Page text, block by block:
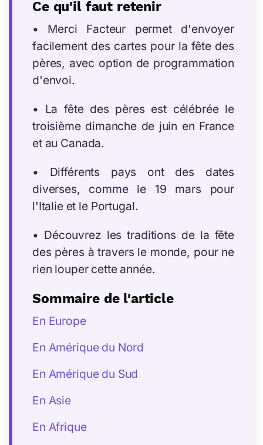
Ce qu'il faut retenir
• Merci Facteur permet d'envoyer
facilement des cartes pour la fête des
pères, avec option de programmation
d'envoi.
• La fête des pères est célébrée le
troisième dimanche de juin en France
et au Canada.
• Différents pays ont des dates
diverses, comme le 19 mars pour
l'Italie et le Portugal.
• Découvrez les traditions de la fête
des pères à travers le monde, pour ne
rien louper cette année.
Sommaire de l'article
En Europe
En Amérique du Nord
En Amérique du Sud
En Asie
En Afrique